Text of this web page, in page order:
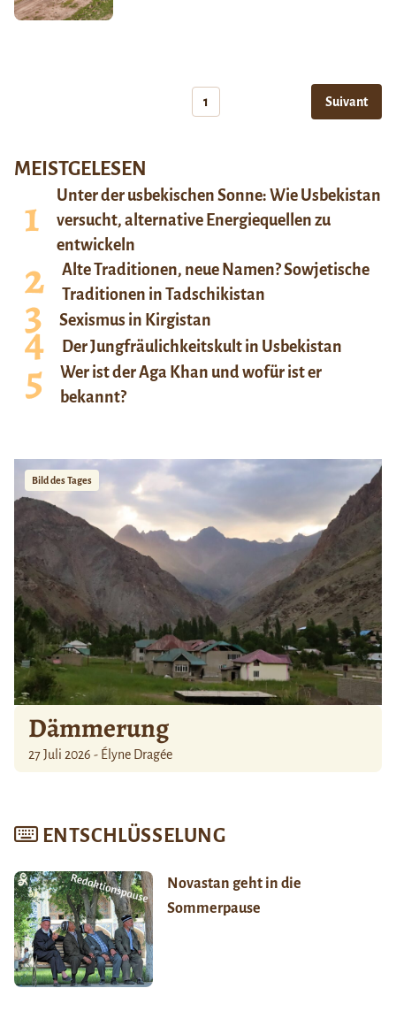
1 Suivant
MEISTGELESEN
Unter der usbekischen Sonne: Wie Usbekistan
versucht, alternative Energiequellen zu
entwickeln
Alte Traditionen, neue Namen? Sowjetische
Traditionen in Tadschikistan
Sexismus in Kirgistan
Der Jungfräulichkeitskult in Usbekistan
Wer ist der Aga Khan und wofür ist er
bekannt?
Bild des Tages
Dämmerung
27 Juli 2026 - Élyne Dragée
ENTSCHLÜSSELUNG
Novastan geht in die
Sommerpause